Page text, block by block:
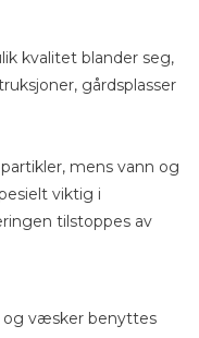
kvalitet blander seg,
gårdsplasser
mens vann og
viktig i
tilstoppes av
og væsker benyttes